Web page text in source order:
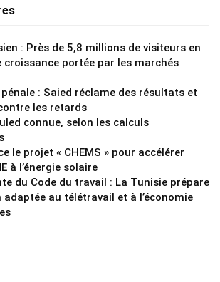
: Près de 5,8 millions de visiteurs en
croissance portée par les marchés
: Saied réclame des résultats et
les retards
connue, selon les calculs
le projet « CHEMS » pour accélérer
à l’énergie solaire
du Code du travail : La Tunisie prépare
au télétravail et à l’économie